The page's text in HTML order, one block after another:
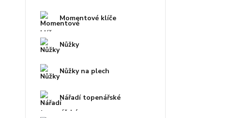
Momentové klíče
Nůžky
Nůžky na plech
Nářadí topenářské